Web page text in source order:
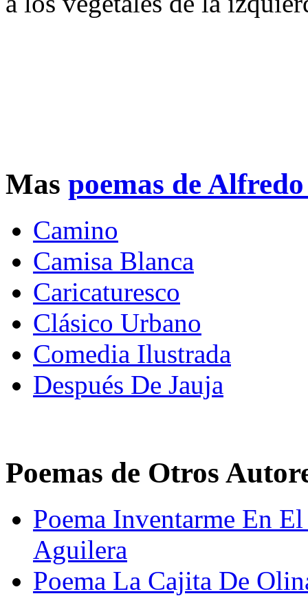
Mas poemas de
Camino
Camisa Blanca
Caricaturesco
Clásico Urbano
Comedia Ilustrada
Después De Jauja
Poemas de Otros
Poema Inventarme En
Aguilera
Poema La Cajita De